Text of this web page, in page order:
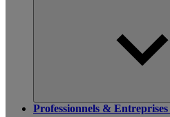
Professionnels & Entreprises